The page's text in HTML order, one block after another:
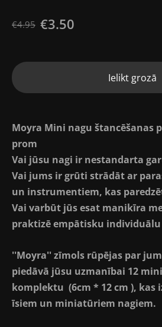
€4.95 €3.50
Ielikt grozā
Moyra Mini nagu štancēšanas
prom
Vai jūsu nagi ir nestandarta
Vai jums ir grūti strādāt ar
un instrumentiem, kas
Vai varbūt jūs esat manikīra
praktizē empātisku individuālu
''Moyra'' zīmols rūpējas par
piedāvā jūsu uzmanībai 12
komplektu (6cm * 12 cm ), kas
īsiem un miniatūriem nagiem.